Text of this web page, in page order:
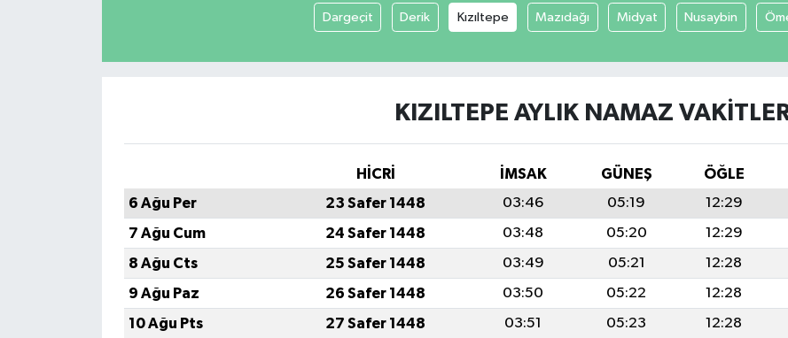
Dargeçit Derik Kızıltepe Mazıdağı Midyat Nusaybin
KIZILTEPE AYLIK NAMAZ
HİCRİ İMSAK GÜNEŞ ÖĞLE
6 Ağu Per
23 Safer 1448 03:46 05:19 12:29
7 Ağu Cum
24 Safer 1448 03:48 05:20 12:29
8 Ağu Cts
25 Safer 1448 03:49 05:21 12:28
9 Ağu Paz
26 Safer 1448 03:50 05:22 12:28
10 Ağu Pts
27 Safer 1448 03:51 05:23 12:28